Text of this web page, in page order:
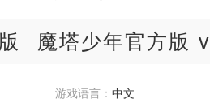
魔塔少年官方版
游戏语言： 中文